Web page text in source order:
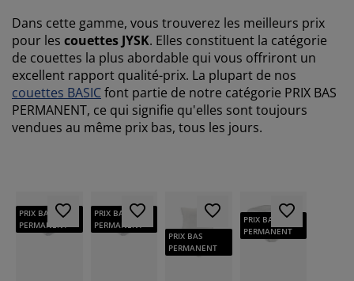
Dans cette gamme, vous trouverez les meilleurs prix
pour les couettes JYSK. Elles constituent la catégorie
de couettes la plus abordable qui vous offriront un
excellent rapport qualité-prix. La plupart de nos
couettes BASICfont partie de notre catégorie PRIX BAS
PERMANENT, ce qui signifie qu'elles sont toujours
vendues au même prix bas, tous les jours.
PRIX BAS
PERMANENT
PRIX BAS
PERMANENT
PRIX BAS
PERMANENT
PRIX BAS
PERMANENT